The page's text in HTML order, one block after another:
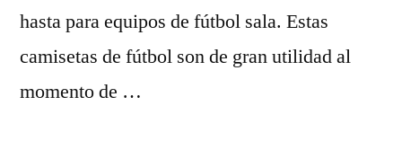
hasta para equipos de fútbol sala. Estas
camisetas de fútbol son de gran utilidad al
momento de …